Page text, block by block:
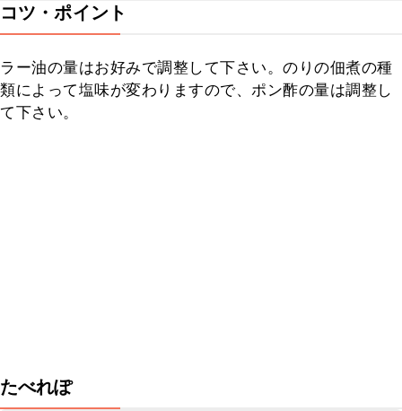
コツ・ポイント
ラー油の量はお好みで調整して下さい。のりの佃煮の種
類によって塩味が変わりますので、ポン酢の量は調整し
て下さい。
たべれぽ